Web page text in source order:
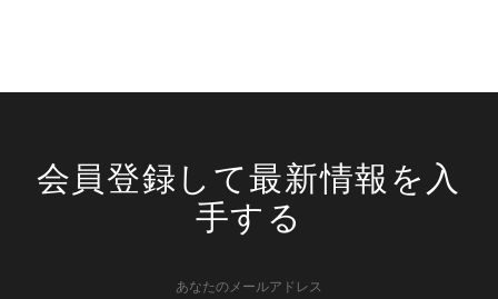
会員登録して最新情報を入
手する